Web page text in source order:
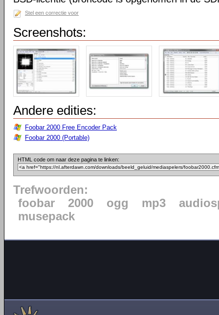
Stel een correctie voor
Screenshots:
Andere edities:
Foobar 2000 Free Encoder Pack
Foobar 2000 (Portable)
HTML code om naar deze pagina te linken:
Trefwoorden:
foobar
2000 ogg mp3
musepack